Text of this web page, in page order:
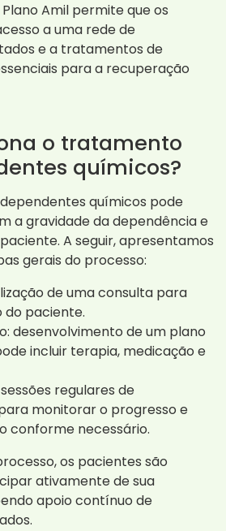
Amil permite que os
a uma rede de
e a tratamentos de
para a recuperação
o tratamento
químicos?
químicos pode
a gravidade da dependência e
A seguir, apresentamos
gerais do processo:
de uma consulta para
paciente.
desenvolvimento de um plano
incluir terapia, medicação e
regulares de
monitorar o progresso e
conforme necessário.
os pacientes são
ativamente de sua
apoio contínuo de